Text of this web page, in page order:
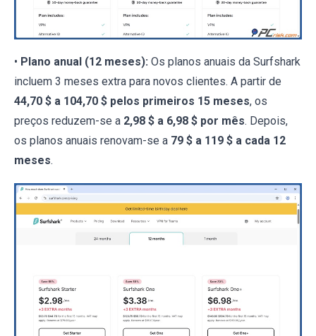
• Plano anual (12 meses): Os planos anuais da Surfshark
incluem 3 meses extra para novos clientes. A partir de
44,70 $ a 104,70 $ pelos primeiros 15 meses, os
preços reduzem-se a 2,98 $ a 6,98 $ por mês. Depois,
os planos anuais renovam-se a 79 $ a 119 $ a cada 12
meses.